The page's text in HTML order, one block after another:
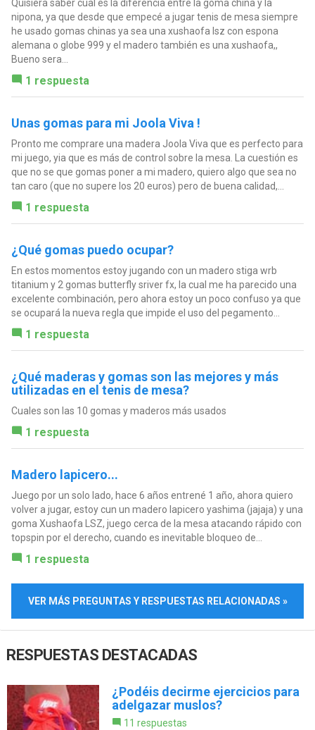
Quisiera saber cual es la diferencia entre la goma china y la
nipona, ya que desde que empecé a jugar tenis de mesa siempre
he usado gomas chinas ya sea una xushaofa lsz con espona
alemana o globe 999 y el madero también es una xushaofa,,
Bueno sera...
1 respuesta
Unas gomas para mi Joola Viva !
Pronto me comprare una madera Joola Viva que es perfecto para
mi juego, yia que es más de control sobre la mesa. La cuestión es
que no se que gomas poner a mi madero, quiero algo que sea no
tan caro (que no supere los 20 euros) pero de buena calidad,...
1 respuesta
¿Qué gomas puedo ocupar?
En estos momentos estoy jugando con un madero stiga wrb
titanium y 2 gomas butterfly sriver fx, la cual me ha parecido una
excelente combinación, pero ahora estoy un poco confuso ya que
se ocupará la nueva regla que impide el uso del pegamento...
1 respuesta
¿Qué maderas y gomas son las mejores y más
utilizadas en el tenis de mesa?
Cuales son las 10 gomas y maderos más usados
1 respuesta
Madero lapicero...
Juego por un solo lado, hace 6 años entrené 1 año, ahora quiero
volver a jugar, estoy cun un madero lapicero yashima (jajaja) y una
goma Xushaofa LSZ, juego cerca de la mesa atacando rápido con
topspin por el derecho, cuando es inevitable bloqueo de...
1 respuesta
VER MÁS PREGUNTAS Y RESPUESTAS RELACIONADAS »
RESPUESTAS DESTACADAS
¿Podéis decirme ejercicios para
adelgazar muslos?
11 respuestas